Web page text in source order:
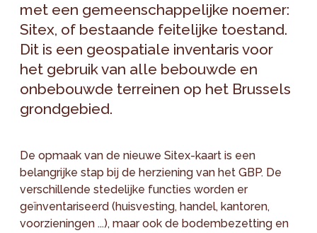
met een gemeenschappelijke noemer:
Sitex, of bestaande feitelijke toestand.
Dit is een geospatiale inventaris voor
het gebruik van alle bebouwde en
onbebouwde terreinen op het Brussels
grondgebied.
De opmaak van de nieuwe Sitex-kaart is een
belangrijke stap bij de herziening van het GBP. De
verschillende stedelijke functies worden er
geïnventariseerd (huisvesting, handel, kantoren,
voorzieningen ...), maar ook de bodembezetting en